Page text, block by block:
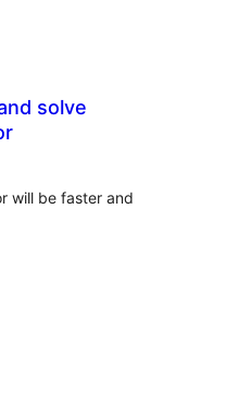
solve
will be faster and